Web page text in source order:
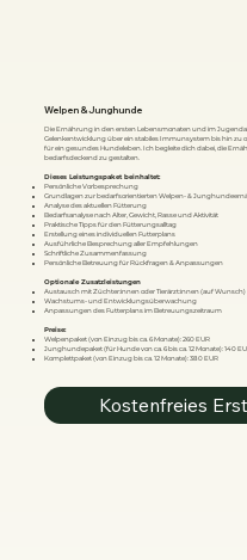
Welpen & Junghunde
Die Ernährung in den ersten Lebensmonaten und im
Gelenkentwicklung über ein stabiles Immunsystem bis hin zu
für ein gesundes Hundeleben. Ich begleite dich dabei, die
bedarfsdeckend zu gestalten.
Dieses Leistungspaket beinhaltet:
Persönliche Vorbesprechung
Grundlagen zur bedarfsorientierten Welpen- &
Analyse des aktuellen Fütterung
Bedarfsanalyse nach Alter, Gewicht, Rasse und Aktivität
Praktische Tipps für den Fütterungsalltag
Erstellung eines individuellen Futterplans
Ausführliche Besprechung aller Empfehlungen
Schriftliche Zusammenfassung
Persönliche Betreuung für Rückfragen & Anpassungen
Optionale Zusatzleistungen
Austausch mit Züchter:innen oder Tierärzt:innen (auf Wunsch)
Wachstums- und Entwicklungsüberwachung
Anpassungen des Futterplans im Betreuungszeitraum
Preise:
Welpenpaket (von Einzug bis ca. 6 Monate): 260 EUR
Junghundepaket (für Hunde von ca. 6 bis ca. 12 Monate): 140
Komplettpaket (von Einzug bis ca. 12 Monate): 380 EUR
Kostenfreies